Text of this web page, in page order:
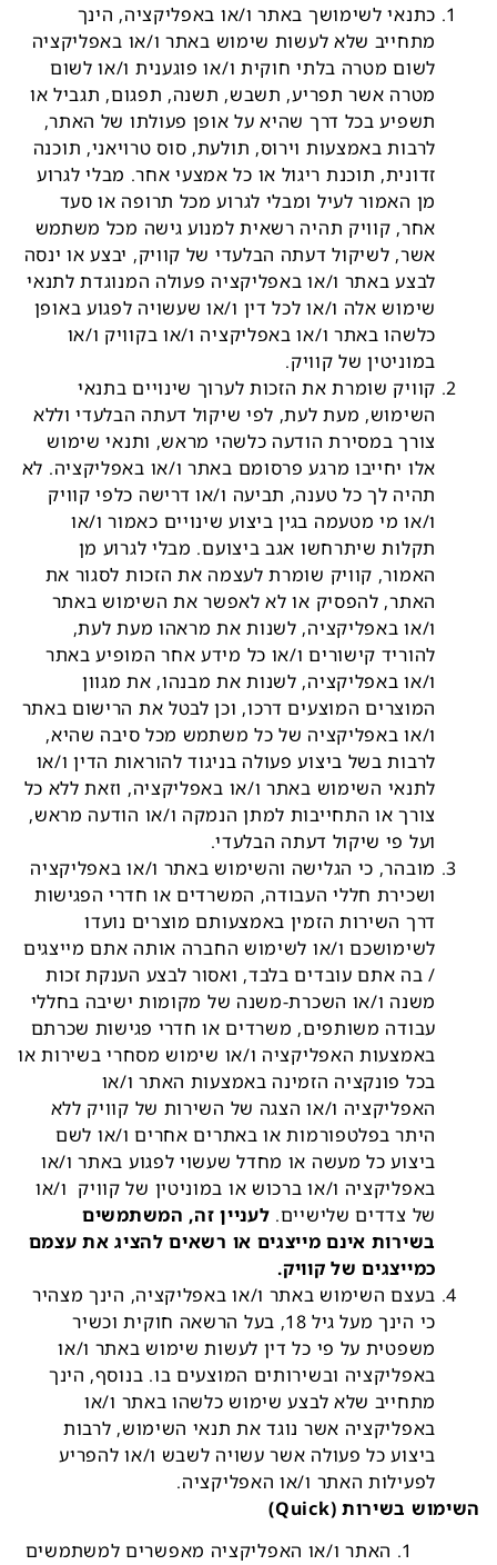
כתנאי לשימושך באתר ו/או באפליקציה, הינך
מתחייב שלא לעשות שימוש באתר ו/או באפליקציה
לשום מטרה בלתי חוקית ו/או פוגענית ו/או לשום
מטרה אשר תפריע, תשבש, תשנה, תפגום, תגביל או
תשפיע בכל דרך שהיא על אופן פעולתו של האתר,
לרבות באמצעות וירוס, תולעת, סוס טרויאני, תוכנה
זדונית, תוכנת ריגול או כל אמצעי אחר. מבלי לגרוע
מן האמור לעיל ומבלי לגרוע מכל תרופה או סעד
אחר, קוויק תהיה רשאית למנוע גישה מכל משתמש
אשר, לשיקול דעתה הבלעדי של קוויק, יבצע או ינסה
לבצע באתר ו/או באפליקציה פעולה המנוגדת לתנאי
שימוש אלה ו/או לכל דין ו/או שעשויה לפגוע באופן
כלשהו באתר ו/או באפליקציה ו/או בקוויק ו/או
במוניטין של קוויק.
קוויק שומרת את הזכות לערוך שינויים בתנאי
השימוש, מעת לעת, לפי שיקול דעתה הבלעדי וללא
צורך במסירת הודעה כלשהי מראש, ותנאי שימוש
אלו יחייבו מרגע פרסומם באתר ו/או באפליקציה. לא
תהיה לך כל טענה, תביעה ו/או דרישה כלפי קוויק
ו/או מי מטעמה בגין ביצוע שינויים כאמור ו/או
תקלות שיתרחשו אגב ביצועם. מבלי לגרוע מן
האמור, קוויק שומרת לעצמה את הזכות לסגור את
האתר, להפסיק או לא לאפשר את השימוש באתר
ו/או באפליקציה, לשנות את מראהו מעת לעת,
להוריד קישורים ו/או כל מידע אחר המופיע באתר
ו/או באפליקציה, לשנות את מבנהו, את מגוון
המוצרים המוצעים דרכו, וכן לבטל את הרישום באתר
ו/או באפליקציה של כל משתמש מכל סיבה שהיא,
לרבות בשל ביצוע פעולה בניגוד להוראות הדין ו/או
לתנאי השימוש באתר ו/או באפליקציה, וזאת ללא כל
צורך או התחייבות למתן הנמקה ו/או הודעה מראש,
ועל פי שיקול דעתה הבלעדי.
מובהר, כי הגלישה והשימוש באתר ו/או באפליקציה
ושכירת חללי העבודה, המשרדים או חדרי הפגישות
דרך השירות הזמין באמצעותם מוצרים נועדו
לשימושכם ו/או לשימוש החברה אותה אתם מייצגים
/ בה אתם עובדים בלבד, ואסור לבצע הענקת זכות
משנה ו/או השכרת-משנה של מקומות ישיבה בחללי
עבודה משותפים, משרדים או חדרי פגישות שכרתם
באמצעות האפליקציה ו/או שימוש מסחרי בשירות או
בכל פונקציה הזמינה באמצעות האתר ו/או
האפליקציה ו/או הצגה של השירות של קוויק ללא
היתר בפלטפורמות או באתרים אחרים ו/או לשם
ביצוע כל מעשה או מחדל שעשוי לפגוע באתר ו/או
באפליקציה ו/או ברכוש או במוניטין של קוויק ו/או
של צדדים שלישיים. לעניין זה, המשתמשים
בשירות אינם מייצגים או רשאים להציג את עצמם
כמייצגים של קוויק.
בעצם השימוש באתר ו/או באפליקציה, הינך מצהיר
כי הינך מעל גיל 18, בעל הרשאה חוקית וכשיר
משפטית על פי כל דין לעשות שימוש באתר ו/או
באפליקציה ובשירותים המוצעים בו. בנוסף, הינך
מתחייב שלא לבצע שימוש כלשהו באתר ו/או
באפליקציה אשר נוגד את תנאי השימוש, לרבות
ביצוע כל פעולה אשר עשויה לשבש ו/או להפריע
לפעילות האתר ו/או האפליקציה.
השימוש בשירות (Quick)
האתר ו/או האפליקציה מאפשרים למשתמשים